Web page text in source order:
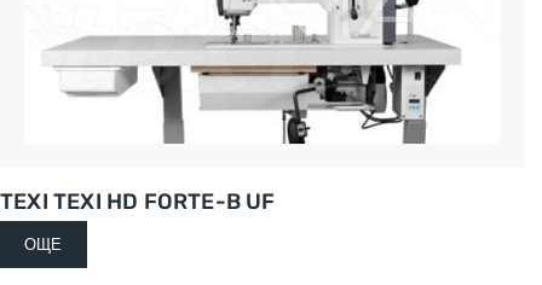
TEXI TEXI HD FORTE-B UF
ОЩЕ